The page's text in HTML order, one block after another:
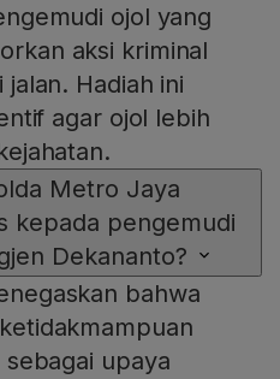
ojol yang
aksi kriminal
Hadiah ini
agar ojol lebih
Metro Jaya
kepada pengemudi
Dekananto?
bahwa
upaya